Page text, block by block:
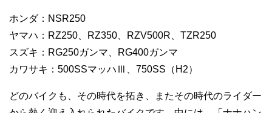
ホンダ：NSR250
ヤマハ：RZ250、RZ350、RZV500R、TZR250
スズキ：RG250ガンマ、RG400ガンマ
カワサキ：500SSマッハⅢ、750SS（H2）
どのバイクも、その時代を拓き、またその時代のライダー